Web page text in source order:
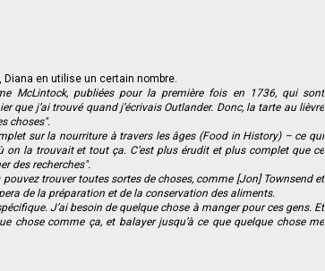
en utilise un certain nombre.
McLintock, publiées pour la première fois en 1736, qui sont
que j’ai trouvé quand j’écrivais Outlander. Donc, la tarte au lièvre
choses".
sur la nourriture à travers les âges (Food in History) – ce qui
la trouvait et tout ça. C’est plus érudit et plus complet que ce
des recherches".
trouver toutes sortes de choses, comme [Jon] Townsend et
de la préparation et de la conservation des aliments.
J’ai besoin de quelque chose à manger pour ces gens. Et
chose comme ça, et balayer jusqu’à ce que quelque chose me